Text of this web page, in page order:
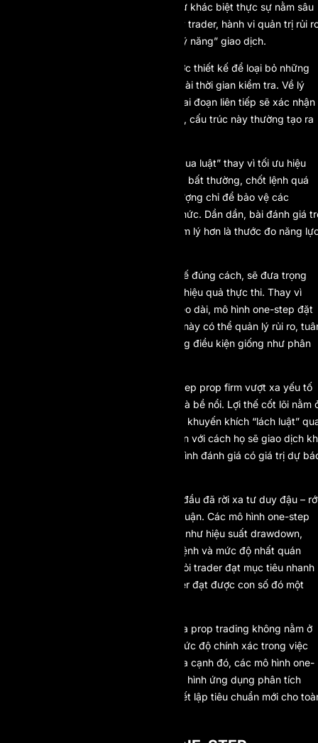
từ từ. Tuy nhiên, trong năm 2026, sự khác biệt thực sự nằm sâu
hơn nhiều – tại giao điểm giữa tâm lý trader, hành vi quản trị rủi
và cách các prop firm định nghĩa “kỹ năng” giao dịch.
Các mô hình multi-step ban đầu được thiết kế để loại bỏ những
trader thiếu kỷ luật bằng cách kéo dài thời gian kiểm tra. Về lý
thuyết, việc vượt qua hai hoặc ba giai đoạn liên tiếp sẽ xác nhận
tính nhất quán. Nhưng trong thực tế, cấu trúc này thường tạo ra
Trader bắt đầu tối ưu để “sống sót qua luật” thay vì tối ưu hiệu
suất giao dịch, điều chỉnh khối lượng bất thường, chốt lệnh quá
sớm hoặc né tránh các setup chất lượng chỉ để bảo vệ các
ngưỡng drawdown mang tính hình thức. Dần dần, bài đánh giá
thành một bài test sức chịu đựng tâm lý hơn là thước đo năng
Đánh giá one-step, nếu được thiết kế đúng cách, sẽ đưa trọng
tâm trở lại chất lượng quyết định và hiệu quả thực thi. Thay vì
buộc trader giao dịch dưới áp lực kéo dài, mô hình one-step đặt
ra một câu hỏi trực diện hơn: trader này có thể quản lý rủi ro,
thủ hệ thống và tạo ra lợi nhuận trong điều kiện giống như phân
Đó là lý do vì sao sức hút của one-step prop firm vượt xa yếu tố
tốc độ. Việc tiếp cận vốn nhanh chỉ là bề nổi. Lợi thế cốt lõi nằm
sự đồng bộ hành vi. Trader không bị khuyến khích “lách luật”
nhiều giai đoạn mà giao dịch gần hơn với cách họ sẽ giao dịch
đã có tài khoản funded, khiến quá trình đánh giá có giá trị dự
Đến năm 2026, các prop firm hàng đầu đã rời xa tư duy đậu –
đơn giản chỉ dựa trên mục tiêu lợi nhuận. Các mô hình one-step
tiên tiến tích hợp những chỉ số động như hiệu suất drawdown,
chất lượng phân bổ rủi ro, cấu trúc lệnh và mức độ nhất quán
theo từng phiên giao dịch. Thay vì hỏi trader đạt mục tiêu nhanh
đến đâu, hệ thống đặt câu hỏi: trader đạt được con số đó một
The critical point is this: tương lai của prop trading không nằm ở
số lượng giai đoạn đánh giá, mà ở mức độ chính xác trong việc
đo lường chất lượng trader. Và ở khía cạnh đó, các mô hình one-
step hiện đại – đặc biệt là những mô hình ứng dụng phân tích
hiệu suất thông minh – đang dần thiết lập tiêu chuẩn mới cho